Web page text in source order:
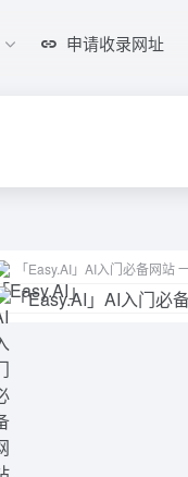
申请收录网址
「Easy.AI」AI入门必备网站